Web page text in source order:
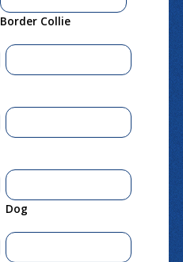
Border Collie
Dog